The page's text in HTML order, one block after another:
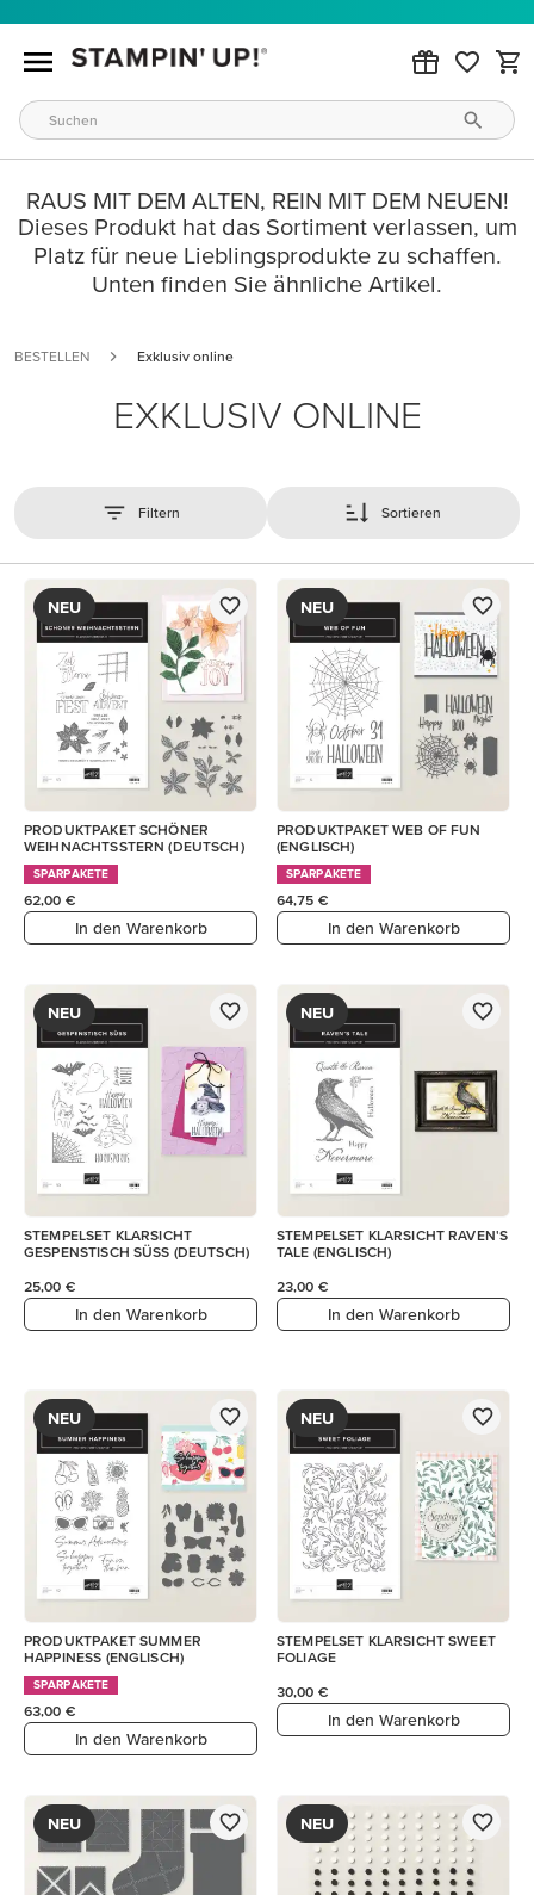
RAUS MIT DEM ALTEN, REIN MIT DEM NEUEN!
Dieses Produkt hat das Sortiment verlassen, um
Platz für neue Lieblingsprodukte zu schaffen.
Unten finden Sie ähnliche Artikel.
BESTELLEN Exklusiv online
EXKLUSIV ONLINE
Filtern Sortieren
NEU
PRODUKTPAKET SCHÖNER
WEIHNACHTSSTERN (DEUTSCH)
SPARPAKETE
62,00 €
In den Warenkorb
NEU
PRODUKTPAKET WEB OF FUN
(ENGLISCH)
SPARPAKETE
64,75 €
In den Warenkorb
NEU
STEMPELSET KLARSICHT
GESPENSTISCH SÜSS (DEUTSCH)
25,00 €
In den Warenkorb
NEU
STEMPELSET KLARSICHT RAVEN'S
TALE (ENGLISCH)
23,00 €
In den Warenkorb
NEU
PRODUKTPAKET SUMMER
HAPPINESS (ENGLISCH)
SPARPAKETE
63,00 €
In den Warenkorb
NEU
STEMPELSET KLARSICHT SWEET
FOLIAGE
30,00 €
In den Warenkorb
NEU NEU